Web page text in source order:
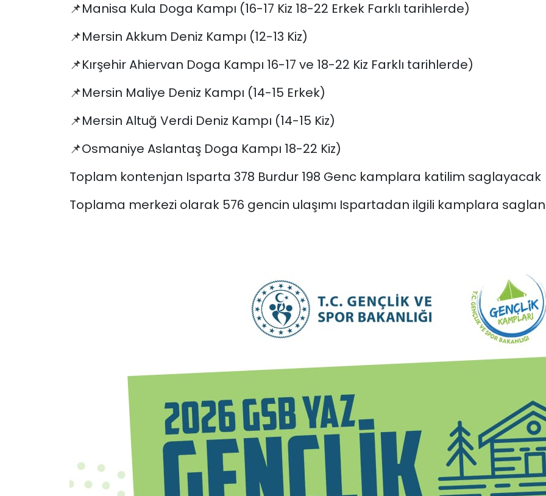
📌Manisa Kula Doga Kampı (16-17 Kiz 18-22 Erkek Farklı tarihlerde)
📌Mersin Akkum Deniz Kampı (12-13 Kiz)
📌Kırşehir Ahiervan Doga Kampı 16-17 ve 18-22 Kiz Farklı tarihlerde)
📌Mersin Maliye Deniz Kampı (14-15 Erkek)
📌Mersin Altuğ Verdi Deniz Kampı (14-15 Kiz)
📌Osmaniye Aslantaş Doga Kampı 18-22 Kiz)
Toplam kontenjan Isparta 378 Burdur 198 Genc kamplara katilim saglayacak
Toplama merkezi olarak 576 gencin ulaşımı Ispartadan ilgili kamplara